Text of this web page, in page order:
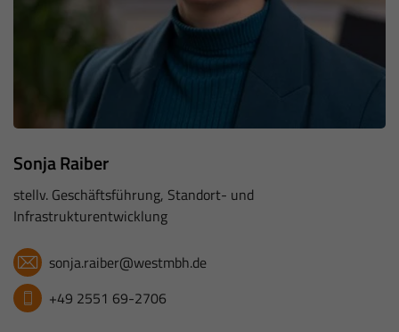
Sonja Raiber
stellv. Geschäftsführung, Standort- und
Infrastrukturentwicklung
sonja.raiber@westmbh.de
+49 2551 69-2706